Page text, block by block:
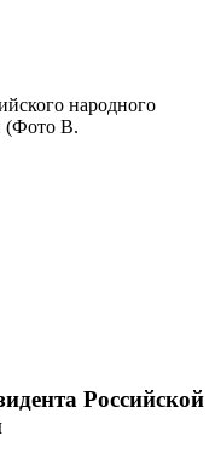
народного
(Фото В.
Российской